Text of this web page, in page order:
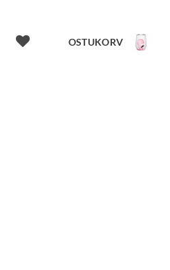
OSTUKORV